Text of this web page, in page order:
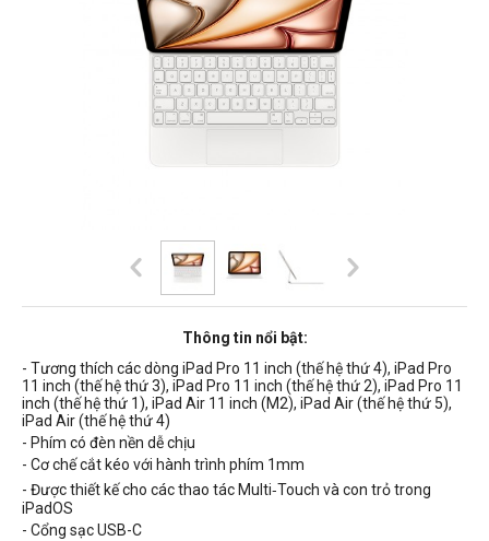
Thông tin nổi bật:
- Tương thích các dòng iPad Pro 11 inch (thế hệ thứ 4), iPad Pro
11 inch (thế hệ thứ 3), iPad Pro 11 inch (thế hệ thứ 2), iPad Pro 11
inch (thế hệ thứ 1), iPad Air 11 inch (M2), iPad Air (thế hệ thứ 5),
iPad Air (thế hệ thứ 4)
- Phím có đèn nền dễ chịu
- Cơ chế cắt kéo với hành trình phím 1mm
- Được thiết kế cho các thao tác Multi‑Touch và con trỏ trong
iPadOS
- Cổng sạc USB-C